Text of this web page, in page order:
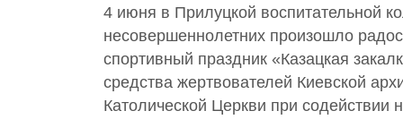
4 июня в Прилуцкой воспитательной
несовершеннолетних произошло
спортивный праздник «Казацкая
средства жертвователей Киевской
Католической Церкви при содействии